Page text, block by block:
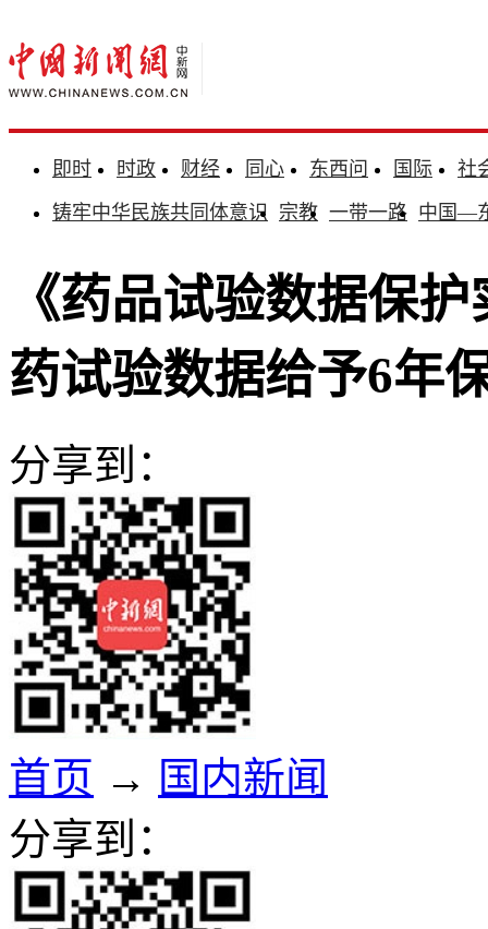
即时 时政 财经 同心 东西问 国际
社
铸牢中华民族共同体意识 宗教 一带一路 中国—
《药品试验数据保
药试验数据给予6年
分享到：
首页 → 国内新闻
分享到：